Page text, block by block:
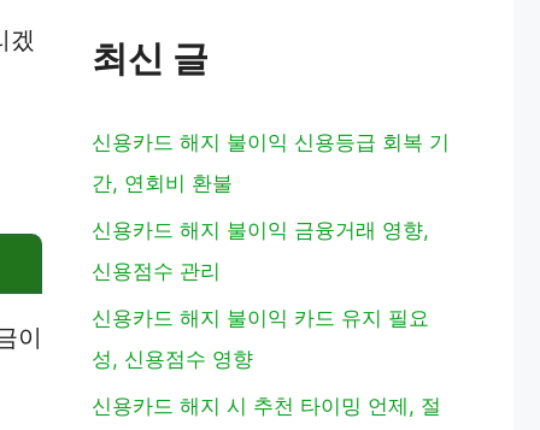
겠
이
최신 글
신용카드 해지 불이익 신용등급 회복 기
간, 연회비 환불
신용카드 해지 불이익 금융거래 영향,
신용점수 관리
신용카드 해지 불이익 카드 유지 필요
성, 신용점수 영향
신용카드 해지 시 추천 타이밍 언제, 절